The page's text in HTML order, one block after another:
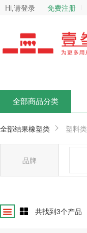
Hi,请登录 免费注册
全部商品分类
全部结果橡塑类 塑料类
品牌
共找到3个产品